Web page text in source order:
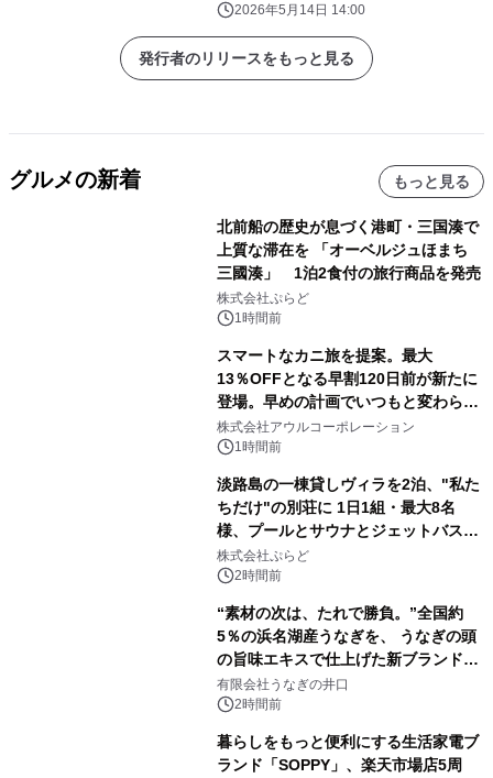
2026年5月14日 14:00
発行者のリリースをもっと見る
グルメの新着 もっと見る
北前船の歴史が息づく港町・三国湊で
上質な滞在を 「オーベルジュほまち
三國湊」 1泊2食付の旅行商品を発売
株式会社ぷらど
1時間前
スマートなカニ旅を提案。最大
13％OFFとなる早割120日前が新たに
登場。早めの計画でいつもと変わらぬ
大人の冬旅を。ー夕日ヶ浦温泉「佳松
苑 別邸ふうか」ー
株式会社アウルコーポレーション
1時間前
淡路島の一棟貸しヴィラを2泊、"私た
ちだけ"の別荘に 1日1組・最大8名
様、プールとサウナとジェットバス付
きで Villa Mon Temps AWAJIの連泊
素泊りプラン
株式会社ぷらど
2時間前
“素材の次は、たれで勝負。”全国約
5％の浜名湖産うなぎを、 うなぎの頭
の旨味エキスで仕上げた新ブランド
「井口の誉」誕生
有限会社うなぎの井口
2時間前
暮らしをもっと便利にする生活家電ブ
ランド「SOPPY」、楽天市場店5周